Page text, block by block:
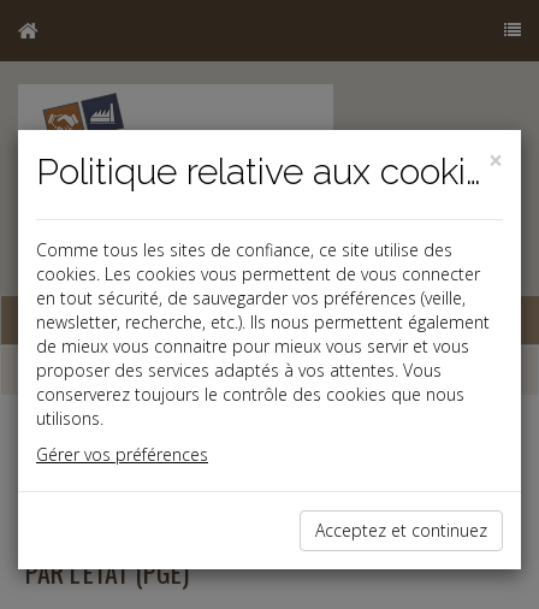
Base documentaire
Dépêches
Vie des affaires
Date: 2021-11-23
PROLONGATION À VENIR DES PRÊTS GARANTIS
PAR L'ÉTAT (PGE)
×
Politique relative aux cookies
Comme tous les sites de confiance, ce site utilise des
cookies. Les cookies vous permettent de vous connecter
en tout sécurité, de sauvegarder vos préférences (veille,
newsletter, recherche, etc.). Ils nous permettent également
de mieux vous connaitre pour mieux vous servir et vous
proposer des services adaptés à vos attentes. Vous
conserverez toujours le contrôle des cookies que nous
utilisons.
Gérer vos préférences
Acceptez et continuez